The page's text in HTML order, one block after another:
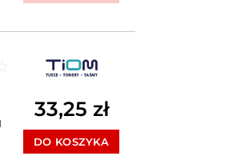
33,25 zł
DO KOSZYKA